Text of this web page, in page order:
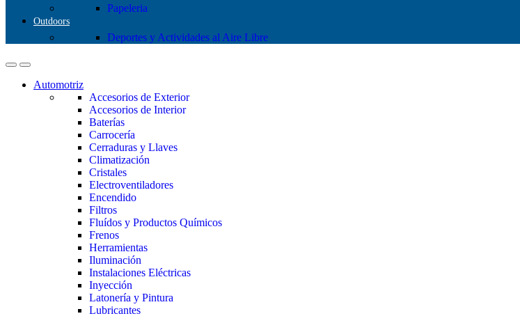
Papeleria
Outdoors
Deportes y Actividades al Aire Libre
Automotriz
Accesorios de Exterior
Accesorios de Interior
Baterías
Carrocería
Cerraduras y Llaves
Climatización
Cristales
Electroventiladores
Encendido
Filtros
Fluídos y Productos Químicos
Frenos
Herramientas
Iluminación
Instalaciones Eléctricas
Inyección
Latonería y Pintura
Lubricantes